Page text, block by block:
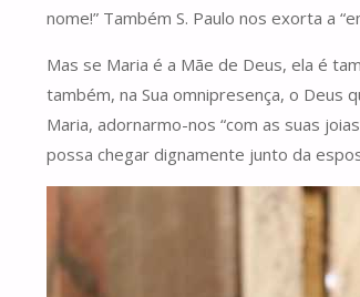
nome!” Também S. Paulo nos exorta a
Mas se Maria é a Mãe de Deus, ela é
também, na Sua omnipresença, o Deus
Maria, adornarmo-nos “com as suas
possa chegar dignamente junto da